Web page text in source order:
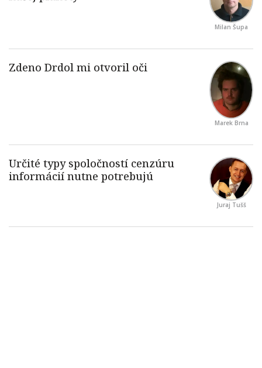
Milan Šupa
Marek Brna
Juraj Tušš